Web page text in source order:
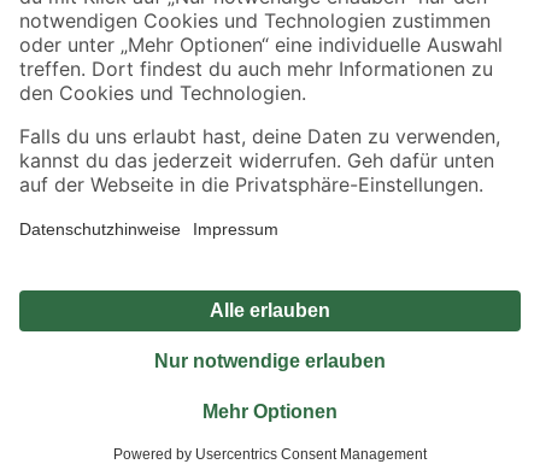
Jetzt die toom-App herunterladen
Alle Preisangaben in EUR inkl. gesetzl. MwSt.. Die dargestellten Angebote sind unter
Umständen nicht in allen Märkten verfügbar. Die angegebenen Verfügbarkeiten beziehen
Produkte nur solange der Vorrat reicht.
*Paketversand ab 59 € versandkostenfrei, gilt nicht für Artikel mit Speditionsversand, hier
Privatsphäre Impressum
Nutzungsbedingungen
Widerrufsrecht
Vertrag widerrufen
© 2026 toom Baumarkt GmbH